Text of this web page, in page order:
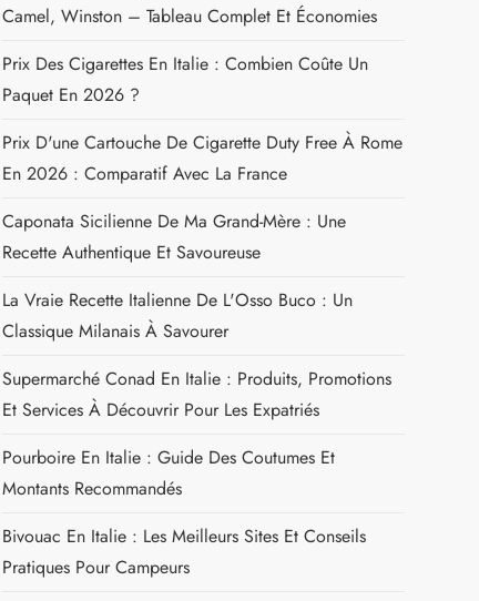
Camel, Winston – Tableau Complet Et Économies
Prix Des Cigarettes En Italie : Combien Coûte Un
Paquet En 2026 ?
Prix D'une Cartouche De Cigarette Duty Free À Rome
En 2026 : Comparatif Avec La France
Caponata Sicilienne De Ma Grand-Mère : Une
Recette Authentique Et Savoureuse
La Vraie Recette Italienne De L'Osso Buco : Un
Classique Milanais À Savourer
Supermarché Conad En Italie : Produits, Promotions
Et Services À Découvrir Pour Les Expatriés
Pourboire En Italie : Guide Des Coutumes Et
Montants Recommandés
Bivouac En Italie : Les Meilleurs Sites Et Conseils
Pratiques Pour Campeurs